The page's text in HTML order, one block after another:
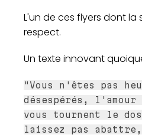
L'un de ces flyers dont la
respect.
Un texte innovant
"Vous n'êtes pas
désespérés,
vous tournent le
laissez pas